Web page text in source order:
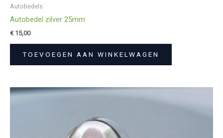
Autobedels
Autobedel zilver 25mm
€15,00
TOEVOEGEN AAN WINKELWAGEN